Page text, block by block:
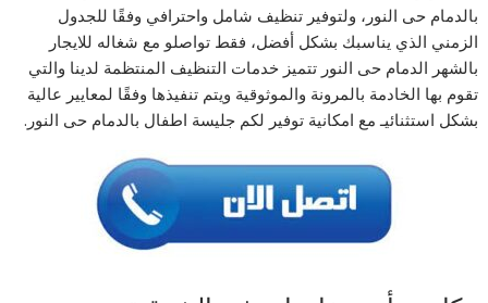
بالدمام حى النور، ولتوفير تنظيف شامل واحترافي وفقًا للجدول
الزمني الذي يناسبك بشكل أفضل، فقط تواصلو مع شغاله للايجار
بالشهر الدمام حى النور تتميز خدمات التنظيف المنتظمة لدينا والتي
تقوم بها الخادمة بالمرونة والموثوقية ويتم تنفيذها وفقًا لمعايير عالية
بشكل استثنائيـ مع امكانية توفير لكم جليسة اطفال بالدمام حى النور.